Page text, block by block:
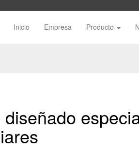
Inicio Empresa Producto